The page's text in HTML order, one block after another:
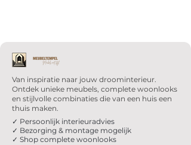
meegenomen Op deze modellen
krijg je geen garantieLaten
bezorgen? Geen probleem vraag
naar de mogelijkheden.
Van inspiratie naar jouw droominterieur.
Ontdek unieke meubels, complete woonlooks
en stijlvolle combinaties die van een huis een
thuis maken.
✓ Persoonlijk interieuradvies
✓ Bezorging & montage mogelijk
✓ Shop complete woonlooks